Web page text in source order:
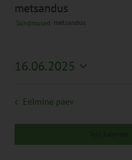
metsandus
Sündmused metsandus
16.06.2025
Eelmine päev